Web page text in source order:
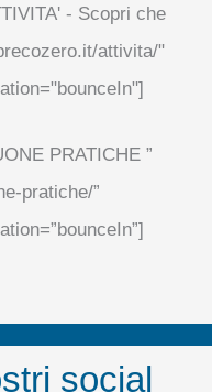
- Scopri che
attivita/"
PRATICHE ”
pratiche/”
social